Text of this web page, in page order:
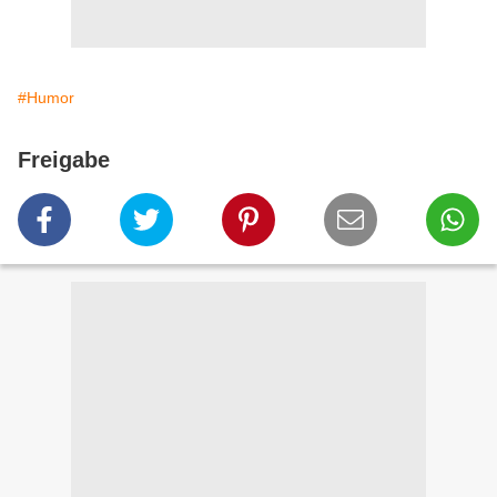
#Humor
Freigabe